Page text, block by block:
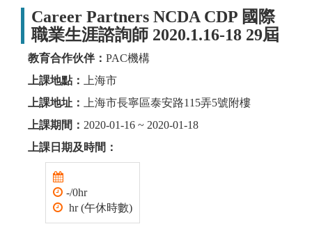
Career Partners NCDA CDP 國際
職業生涯諮詢師 2020.1.16-18 29屆
教育合作伙伴： PAC機構
上課地點：
上海市
上課地址：
上海市長寧區泰安路115弄5號附樓
上課期間： 2020-01-16 ~ 2020-01-18
上課日期及時間：
-/0hr
hr (午休時數)